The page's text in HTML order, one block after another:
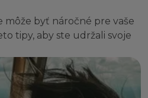
môže byť náročné pre vaše
tipy, aby ste udržali svoje